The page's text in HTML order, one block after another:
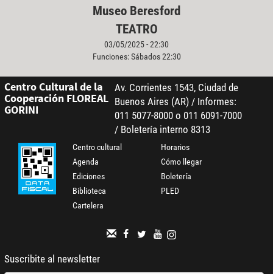
Museo Beresford
TEATRO
03/05/2025 - 22:30
Funciones: Sábados 22:30
Centro Cultural de la
Cooperación FLOREAL
GORINI
Av. Corrientes 1543, Ciudad de
Buenos Aires (AR) / Informes:
011 5077-8000 o 011 6091-7000
/ Boletería interno 8313
Centro cultural
Agenda
Ediciones
Biblioteca
Cartelera
Horarios
Cómo llegar
Boletería
PLED
Suscribite al newsletter